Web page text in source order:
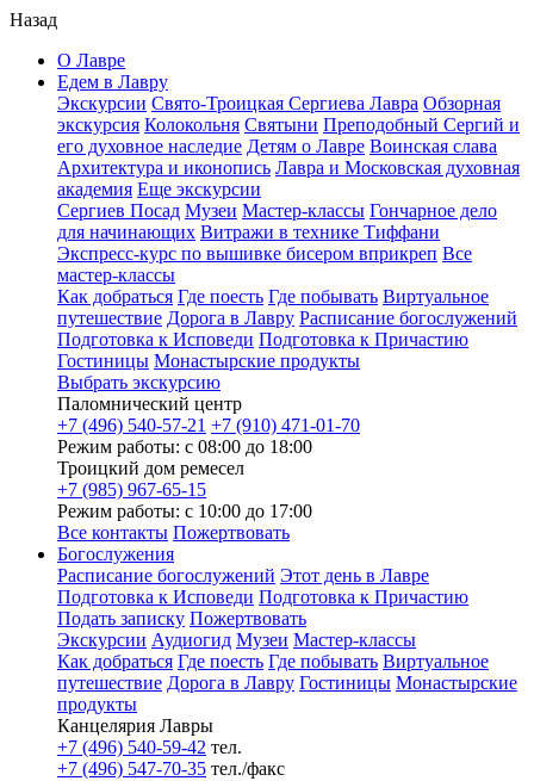
Назад
О Лавре
Едем в Лавру
Экскурсии Свято-Троицкая Сергиева Лавра Обзорная
экскурсия Колокольня Святыни Преподобный Сергий и
его духовное наследие Детям о Лавре Воинская слава
Архитектура и иконопись Лавра и Московская духовная
академия Еще экскурсии
Сергиев Посад Музеи Мастер-классы Гончарное дело
для начинающих Витражи в технике Тиффани
Экспресс-курс по вышивке бисером вприкреп Все
мастер-классы
Как добраться Где поесть Где побывать Виртуальное
путешествие Дорога в Лавру Расписание богослужений
Подготовка к Исповеди Подготовка к Причастию
Гостиницы Монастырские продукты
Выбрать экскурсию
Паломнический центр
+7 (496) 540-57-21 +7 (910) 471-01-70
Режим работы: с 08:00 до 18:00
Троицкий дом ремесел
+7 (985) 967-65-15
Режим работы: с 10:00 до 17:00
Все контакты Пожертвовать
Богослужения
Расписание богослужений Этот день в Лавре
Подготовка к Исповеди Подготовка к Причастию
Подать записку Пожертвовать
Экскурсии Аудиогид Музеи Мастер-классы
Как добраться Где поесть Где побывать Виртуальное
путешествие Дорога в Лавру Гостиницы Монастырские
продукты
Канцелярия Лавры
+7 (496) 540-59-42 тел.
+7 (496) 547-70-35 тел./факс